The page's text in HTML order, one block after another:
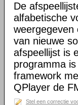
De
alfabetische
weergegeven
van nieuwe
afspeellijst is
programma
framework
QPlayer de
Stel een correctie